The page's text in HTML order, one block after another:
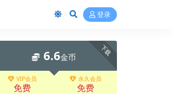
登录
下载
6.6金币
VIP会员
免费
永久会员
免费